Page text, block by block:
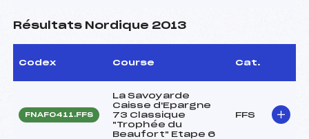
Résultats Nordique 2013
Codex Course Cat.
FNAF0411.FFS
La Savoyarde
Caisse d'Epargne
73 Classique
"Trophée du
Beaufort" Etape 6
FFS